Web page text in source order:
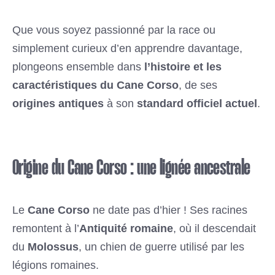
Que vous soyez passionné par la race ou
simplement curieux d’en apprendre davantage,
plongeons ensemble dans l’histoire et les
caractéristiques du Cane Corso, de ses
origines antiques à son standard officiel actuel.
Origine du Cane Corso : une lignée ancestrale
Le Cane Corso ne date pas d’hier ! Ses racines
remontent à l’Antiquité romaine, où il descendait
du Molossus, un chien de guerre utilisé par les
légions romaines.